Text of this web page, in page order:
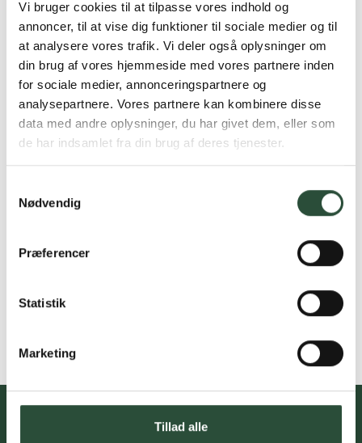
Vi bruger cookies til at tilpasse vores indhold og
annoncer, til at vise dig funktioner til sociale medier og til
at analysere vores trafik. Vi deler også oplysninger om
din brug af vores hjemmeside med vores partnere inden
for sociale medier, annonceringspartnere og
analysepartnere. Vores partnere kan kombinere disse
data med andre oplysninger, du har givet dem, eller som
de har indsamlet fra din brug af deres tjenester.
Nødvendig
Præferencer
Statistik
Marketing
Tillad alle